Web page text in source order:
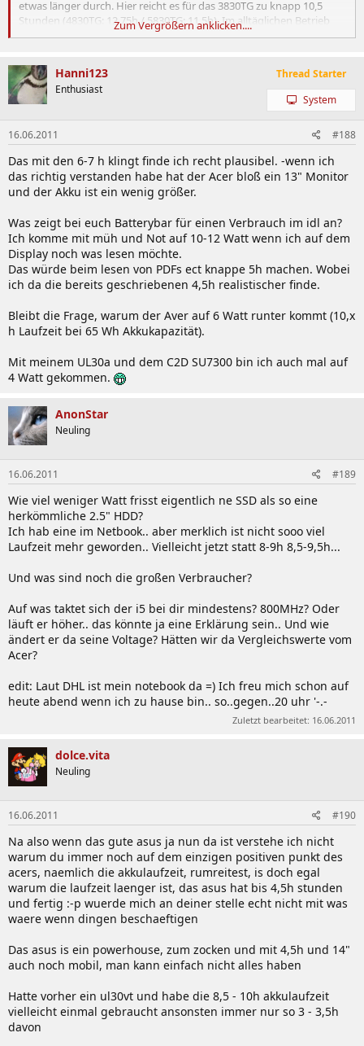
etwas länger durch. Hier reicht es für das 3830TG zu knapp 10,5
Stunden (4830TG: 12,75h / 5830TG: 11,5h). Im alltäglichen Betrieb
mit hoher Displayhelligkeit (im Rahmen der Möglichkeiten) und
eingerechnet werden.
Zum Vergrößern anklicken....
Hanni123
Enthusiast
Thread Starter
System
16.06.2011 #188
Das mit den 6-7 h klingt finde ich recht plausibel. -wenn ich
das richtig verstanden habe hat der Acer bloß ein 13" Monitor
und der Akku ist ein wenig größer.
Was zeigt bei euch Batterybar für einen Verbrauch im idl an?
Ich komme mit müh und Not auf 10-12 Watt wenn ich auf dem
Display noch was lesen möchte.
Das würde beim lesen von PDFs ect knappe 5h machen. Wobei
ich da die bereits geschriebenen 4,5h realistischer finde.
Bleibt die Frage, warum der Aver auf 6 Watt runter kommt (10,x
h Laufzeit bei 65 Wh Akkukapazität).
Mit meinem UL30a und dem C2D SU7300 bin ich auch mal auf
4 Watt gekommen.
AnonStar
Neuling
16.06.2011 #189
Wie viel weniger Watt frisst eigentlich ne SSD als so eine
herkömmliche 2.5" HDD?
Ich hab eine im Netbook.. aber merklich ist nicht sooo viel
Laufzeit mehr geworden.. Vielleicht jetzt statt 8-9h 8,5-9,5h...
Und was sind noch die großen Verbraucher?
Auf was taktet sich der i5 bei dir mindestens? 800MHz? Oder
läuft er höher.. das könnte ja eine Erklärung sein.. Und wie
ändert er da seine Voltage? Hätten wir da Vergleichswerte vom
Acer?
edit: Laut DHL ist mein notebook da =) Ich freu mich schon auf
heute abend wenn ich zu hause bin.. so..gegen..20 uhr '-.-
Zuletzt bearbeitet: 16.06.2011
dolce.vita
Neuling
16.06.2011 #190
Na also wenn das gute asus ja nun da ist verstehe ich nicht
warum du immer noch auf dem einzigen positiven punkt des
acers, naemlich die akkulaufzeit, rumreitest, is doch egal
warum die laufzeit laenger ist, das asus hat bis 4,5h stunden
und fertig :-p wuerde mich an deiner stelle echt nicht mit was
waere wenn dingen beschaeftigen
Das asus is ein powerhouse, zum zocken und mit 4,5h und 14"
auch noch mobil, man kann einfach nicht alles haben
Hatte vorher ein ul30vt und habe die 8,5 - 10h akkulaufzeit
vielleicht einmal gebraucht ansonsten immer nur so 3 - 3,5h
davon